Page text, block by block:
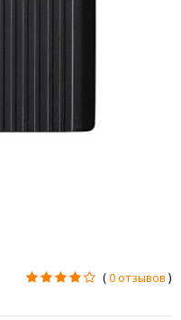
(0 отзывов )